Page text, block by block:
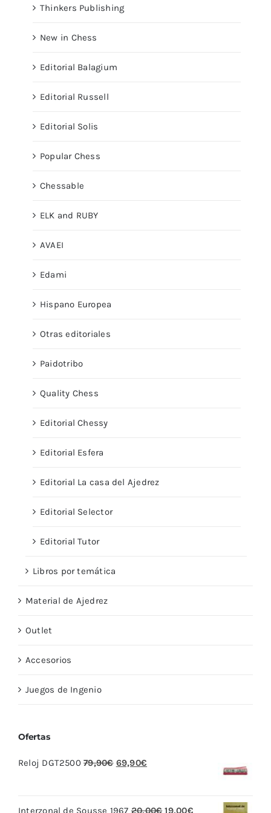
Thinkers Publishing
New in Chess
Editorial Balagium
Editorial Russell
Editorial Solis
Popular Chess
Chessable
ELK and RUBY
AVAEI
Edami
Hispano Europea
Otras editoriales
Paidotribo
Quality Chess
Editorial Chessy
Editorial Esfera
Editorial La casa del Ajedrez
Editorial Selector
Editorial Tutor
Libros por temática
Material de Ajedrez
Outlet
Accesorios
Juegos de Ingenio
Ofertas
Reloj DGT2500 79,90€ El
69,90€
Interzonal de Sousse 1967 20,00€ El
19,00€El